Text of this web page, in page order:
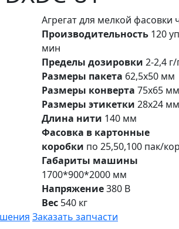
Агрегат для мелкой фасовки
Производительность 120
мин
Пределы дозировки 2-2,4
Размеры пакета 62,5х50 мм
Размеры конверта 75х65 мм
Размеры этикетки 28х24 мм
Длина нити 140 мм
Фасовка в картонные
коробки по 25,50,100 пак/кор
Габариты машины
1700*900*2000 мм
Напряжение380 В
Вес 540 кг
Заказать запчасти